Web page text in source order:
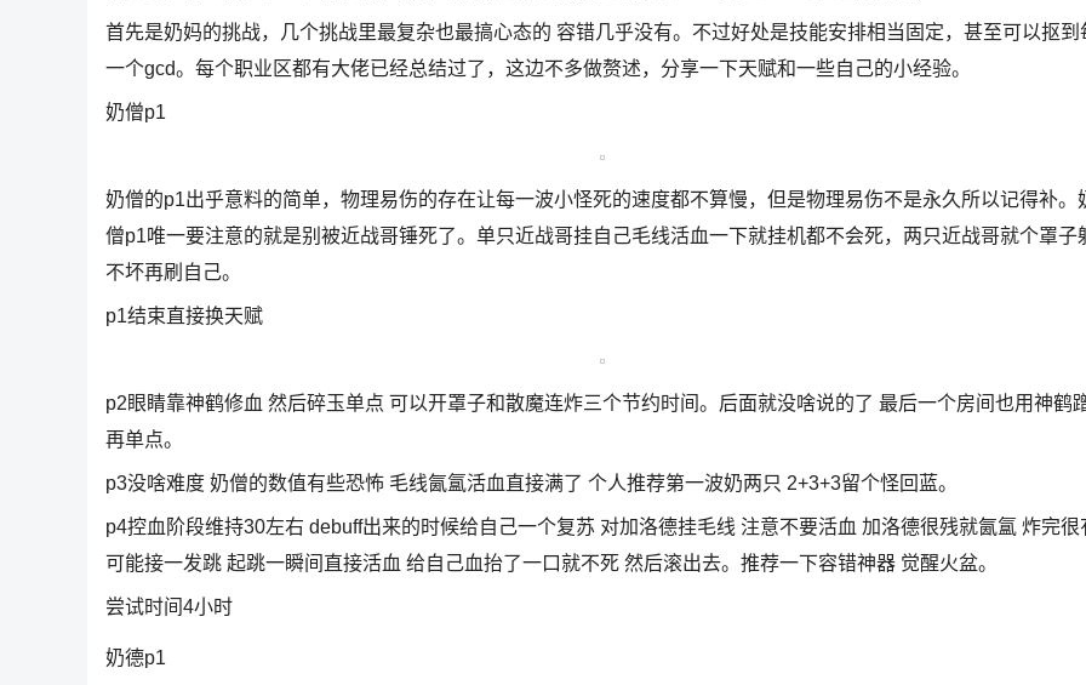
首先是奶妈的挑战，几个挑战里最复杂也最搞心态的 容错几乎没有。不过好处是技能安排相当固定，甚至可以抠到
一个gcd。每个职业区都有大佬已经总结过了，这边不多做赘述，分享一下天赋和一些自己的小经验。
奶僧p1
奶僧的p1出乎意料的简单，物理易伤的存在让每一波小怪死的速度都不算慢，但是物理易伤不是永久所以记得补。
僧p1唯一要注意的就是别被近战哥锤死了。单只近战哥挂自己毛线活血一下就挂机都不会死，两只近战哥就个罩子
不坏再刷自己。
p1结束直接换天赋
p2眼睛靠神鹤修血 然后碎玉单点 可以开罩子和散魔连炸三个节约时间。后面就没啥说的了 最后一个房间也用神鹤
再单点。
p3没啥难度 奶僧的数值有些恐怖 毛线氤氲活血直接满了 个人推荐第一波奶两只 2+3+3留个怪回蓝。
p4控血阶段维持30左右 debuff出来的时候给自己一个复苏 对加洛德挂毛线 注意不要活血 加洛德很残就氤氲 炸完很
可能接一发跳 起跳一瞬间直接活血 给自己血抬了一口就不死 然后滚出去。推荐一下容错神器 觉醒火盆。
尝试时间4小时
奶德p1